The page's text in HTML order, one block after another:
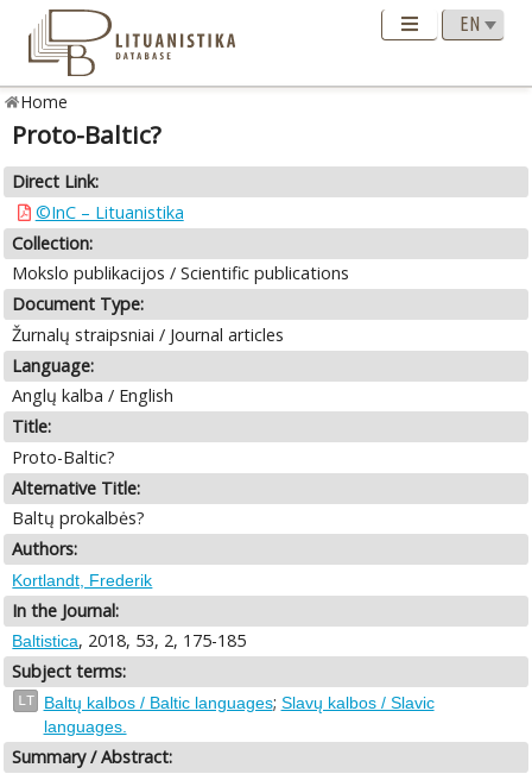
Home
Proto-Baltic?
Direct Link:
©InC – Lituanistika
Collection:
Mokslo publikacijos / Scientific publications
Document Type:
Žurnalų straipsniai / Journal articles
Language:
Anglų kalba / English
Title:
Proto-Baltic?
Alternative Title:
Baltų prokalbės?
Authors:
Kortlandt, Frederik
In the Journal:
Baltistica, 2018, 53, 2, 175-185
Subject terms:
LT Baltų kalbos / Baltic languages; Slavų kalbos / Slavic
languages.
Summary / Abstract: